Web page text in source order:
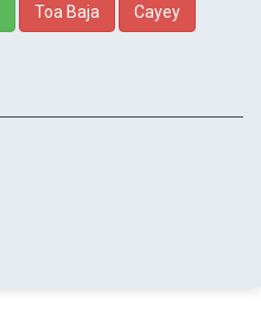
Toa Baja Cayey